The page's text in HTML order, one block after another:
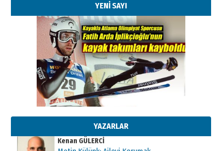
YENİ SAYI
YAZARLAR
Kenan GÜLERCİ
Metin Külünk: Aileyi Korumak
Geleceği Korumaktır
11 Mayıs 2026 Pazartesi
Kenan GÜLERCİ
Metin Külünk: Aileyi Korumak
Geleceği Korumaktır
11 Mayıs 2026 Pazartesi
Kenan GÜLERCİ